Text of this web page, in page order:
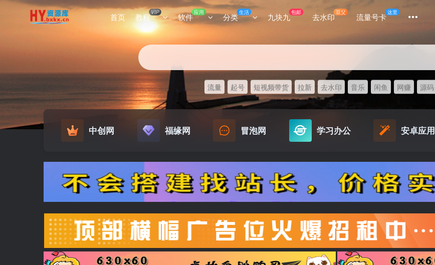
首页 教程VIP 软件 应用 分类生活 九块九包邮 去水印豆父 流量号卡这里
流量 起号 短视频带货 拉新 去水印 音乐 闲鱼 网赚 源码
中创网 福缘网 冒泡网 学习办公 安卓应用